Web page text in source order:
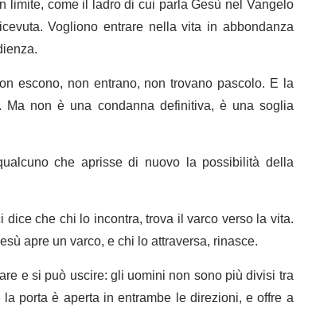
Vogliono entrare nella vita in abbondanza
escono, non entrano, non trovano pascolo. E la
non è una condanna definitiva, è una soglia
che aprisse di nuovo la possibilità della
che chi lo incontra, trova il varco verso la vita.
apre un varco, e chi lo attraversa, rinasce.
e si può uscire: gli uomini non sono più divisi tra
porta è aperta in entrambe le direzioni, e offre a